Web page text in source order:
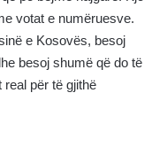
votat e numëruesve.
e Kosovës, besoj
besoj shumë që do të
për të gjithë